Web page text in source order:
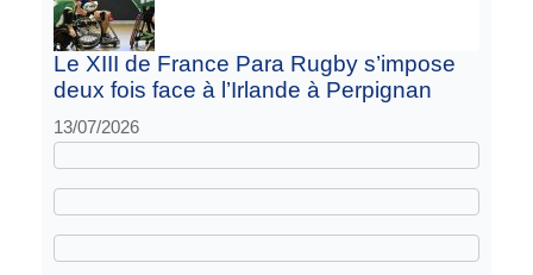
Le XIII de France Para Rugby s’impose
deux fois face à l’Irlande à Perpignan
13/07/2026